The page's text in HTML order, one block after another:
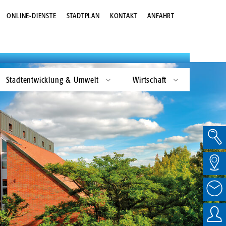
ONLINE-DIENSTE STADTPLAN KONTAKT ANFAHRT
Stadtentwicklung & Umwelt
Gestaltungsleitfaden
Wirtschaft